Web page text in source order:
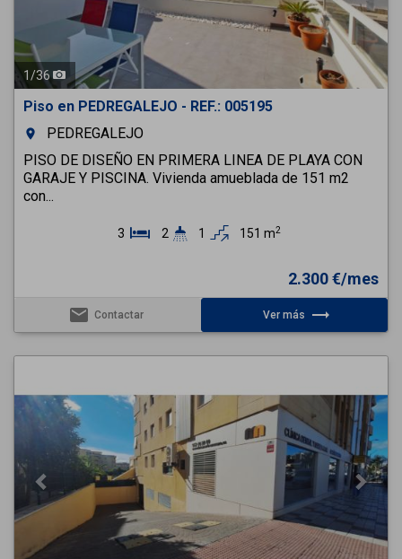
1/36
Piso en PEDREGALEJO - REF.: 005195
room
PEDREGALEJO
PISO DE DISEÑO EN PRIMERA LINEA DE PLAYA CON
GARAJE Y PISCINA. Vivienda amueblada de 151 m2
con...
3 2 1 151 m2
2.300 €/mes
email Contactar Ver más trending_flat
Next